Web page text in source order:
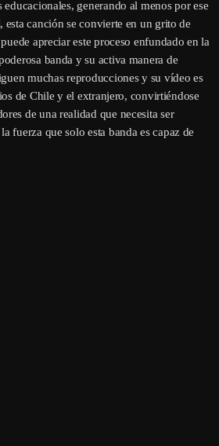
generando al menos por ese
esta canción se convierte en un grito de
apreciar este proceso enfundado en la
banda y su activa manera de
muchas reproducciones y su vídeo es
de Chile y el extranjero, convirtiéndose
de una realidad que necesita ser
fuerza que solo esta banda es capaz de